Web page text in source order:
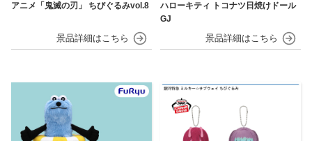
アニメ「鬼滅の刃」 ちびぐるみvol.8
ハローキティ トコナツ日焼けドール
GJ